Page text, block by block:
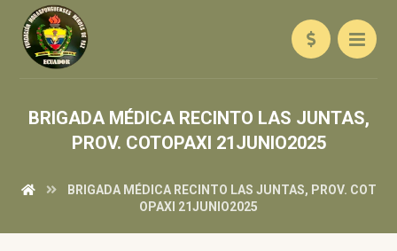
BRIGADA MÉDICA RECINTO LAS JUNTAS,
PROV. COTOPAXI 21JUNIO2025
BRIGADA MÉDICA RECINTO LAS JUNTAS, PROV. COT
OPAXI 21JUNIO2025